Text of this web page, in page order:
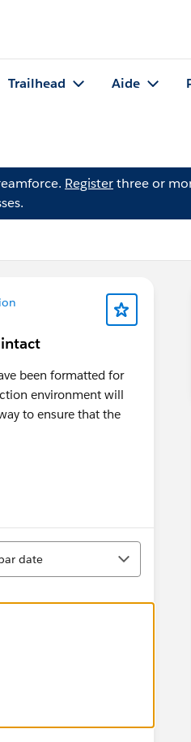
Trailhead Aide
Registerthree or
been formatted for
environment will
to ensure that the
date